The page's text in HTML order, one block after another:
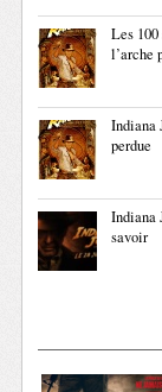
Les
l’arche
Indiana
perdue
Indiana
savoir